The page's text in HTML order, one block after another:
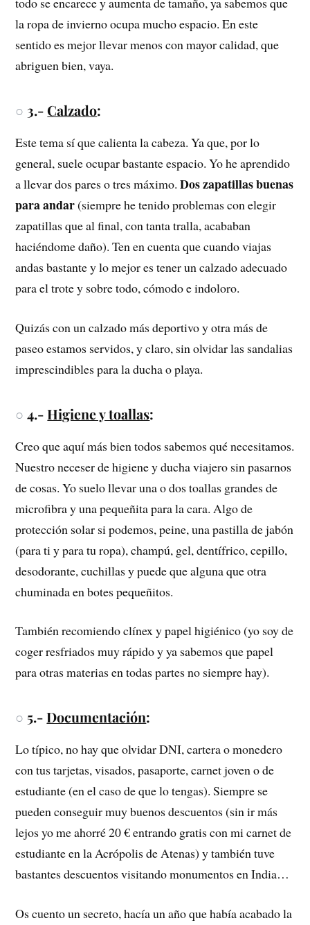
la ropa de invierno ocupa mucho espacio. En este
sentido es mejor llevar menos con mayor calidad, que
abriguen bien, vaya.
○ 3.-Calzado:
Este tema sí que calienta la cabeza. Ya que, por lo
general, suele ocupar bastante espacio. Yo he aprendido
a llevar dos pares o tres máximo.Dos zapatillas buenas
para andar(siempre he tenido problemas con elegir
zapatillas que al final, con tanta tralla, acababan
haciéndome daño). Ten en cuenta que cuando viajas
andas bastante y lo mejor es tener un calzado adecuado
para el trote y sobre todo, cómodo e indoloro.
Quizás con un calzado más deportivo y otra más de
paseo estamos servidos, y claro, sin olvidar las sandalias
imprescindibles para la ducha o playa.
○ 4.-Higiene y toallas:
Creo que aquí más bien todos sabemos qué necesitamos.
Nuestro neceser de higiene y ducha viajero sin pasarnos
de cosas. Yo suelo llevar una o dos toallas grandes de
microfibra y una pequeñita para la cara. Algo de
protección solar si podemos, peine, una pastilla de jabón
(para ti y para tu ropa), champú, gel, dentífrico, cepillo,
desodorante, cuchillas y puede que alguna que otra
chuminada en botes pequeñitos.
También recomiendo clínex y papel higiénico (yo soy de
coger resfriados muy rápido y ya sabemos que papel
para otras materias en todas partes no siempre hay).
○ 5.-Documentación:
Lo típico, no hay que olvidar DNI, cartera o monedero
con tus tarjetas, visados, pasaporte, carnet joven o de
estudiante (en el caso de que lo tengas). Siempre se
pueden conseguir muy buenos descuentos (sin ir más
lejos yo me ahorré 20 € entrando gratis con mi carnet de
estudiante en la Acrópolis de Atenas) y también tuve
bastantes descuentos visitando monumentos en India…
Os cuento un secreto, hacía un año que había acabado la